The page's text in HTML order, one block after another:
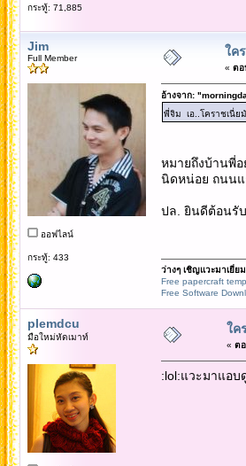
กระทู้: 71,885
Jim
Full Member
ออฟไลน์
กระทู้: 433
ใค
« ตอ
อ้างจาก:
พี่จิม เอ..โคราชเนี่ย
หมายถึงบ้านพี่อ
นิดหน่อย ถนนแ
ปล. ยินดีต้อนรั
ว่างๆ เชิญแวะมาเยี่ย
Free papercraft
Free Software
plemdcu
มือใหม่หัดเมาท์
ใค
« ต
:lol:แวะมาแอบ